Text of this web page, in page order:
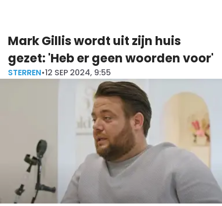
Mark Gillis wordt uit zijn huis
gezet: 'Heb er geen woorden voor'
STERREN•12 SEP 2024, 9:55